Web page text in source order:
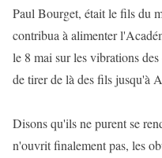
Paul Bourget, était le fils du
contribua à alimenter
le 8 mai sur les vibrations
de tirer de là des fils jusqu'à
Disons qu'ils ne purent se
n'ouvrit finalement pas, les